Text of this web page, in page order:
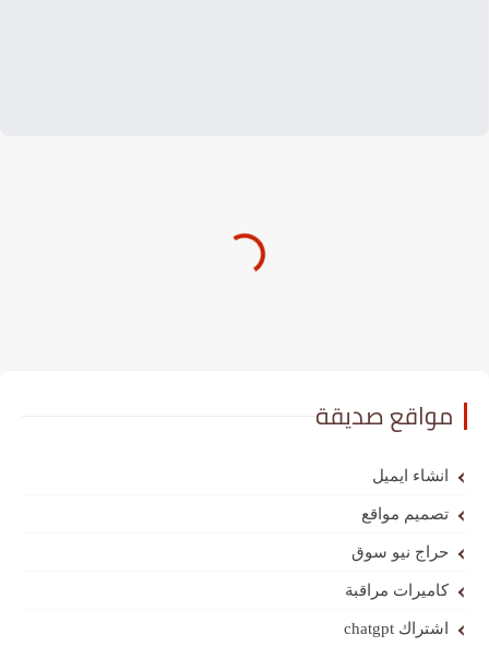
مواقع صديقة
انشاء ايميل
تصميم مواقع
حراج نيو سوق
كاميرات مراقبة
اشتراك chatgpt